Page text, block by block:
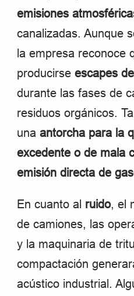
emisiones
canalizadas. Aunque
la empresa reconoce
producirseescapes
durante las fases de
residuos orgánicos.
unaantorcha para la
excedente o de mala
emisión directa de
En cuanto al ruido, el
de camiones, las
y la maquinaria de
compactación
acústico industrial.